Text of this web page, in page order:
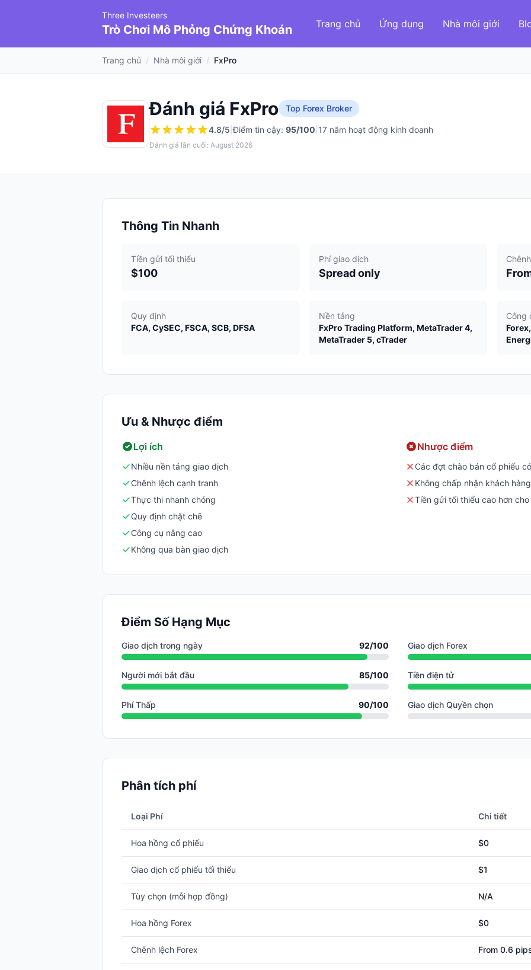
Three Investeers
Trò Chơi Mô Phỏng Chứng Khoán Trang chủ Ứng dụng Nhà môi giới
Trang chủ / Nhà môi giới / FxPro
Đánh giá FxPro Top Forex Broker
4.8/5 |Điểm tin cậy: 95/100 17 năm hoạt động kinh doanh
Đánh giá lần cuối: August 2026
Thông Tin Nhanh
Tiền gửi tối thiểu
$100
Phí giao dịch
Spread only
Quy định
FCA, CySEC, FSCA, SCB, DFSA
Nền tảng
FxPro Trading Platform, MetaTrader 4,
MetaTrader 5, cTrader
Công
Ưu & Nhược điểm
Lợi ích
Nhiều nền tảng giao dịch
Chênh lệch cạnh tranh
Thực thi nhanh chóng
Quy định chặt chẽ
Công cụ nâng cao
Không qua bàn giao dịch
Nhược điểm
Các đợt chào bán cổ phiếu
Không chấp nhận khách
Tiền gửi tối thiểu cao hơn
Điểm Số Hạng Mục
Giao dịch trong ngày 92/100 Giao dịch Forex
Người mới bắt đầu 85/100 Tiền điện tử
Phí Thấp 90/100 Giao dịch Quyền chọn
Phân tích phí
Loại Phí Chi tiết
Hoa hồng cổ phiếu $0
Giao dịch cổ phiếu tối thiểu $1
Tùy chọn (mỗi hợp đồng) N/A
Hoa hồng Forex $0
Chênh lệch Forex From 0.6